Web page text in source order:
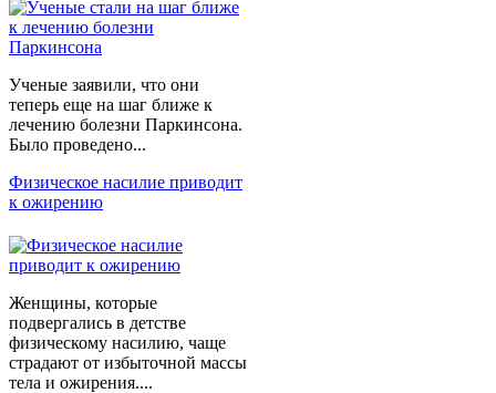
Ученые заявили, что они
теперь еще на шаг ближе к
лечению болезни Паркинсона.
Было проведено...
Физическое насилие приводит
к ожирению
Женщины, которые
подвергались в детстве
физическому насилию, чаще
страдают от избыточной массы
тела и ожирения....